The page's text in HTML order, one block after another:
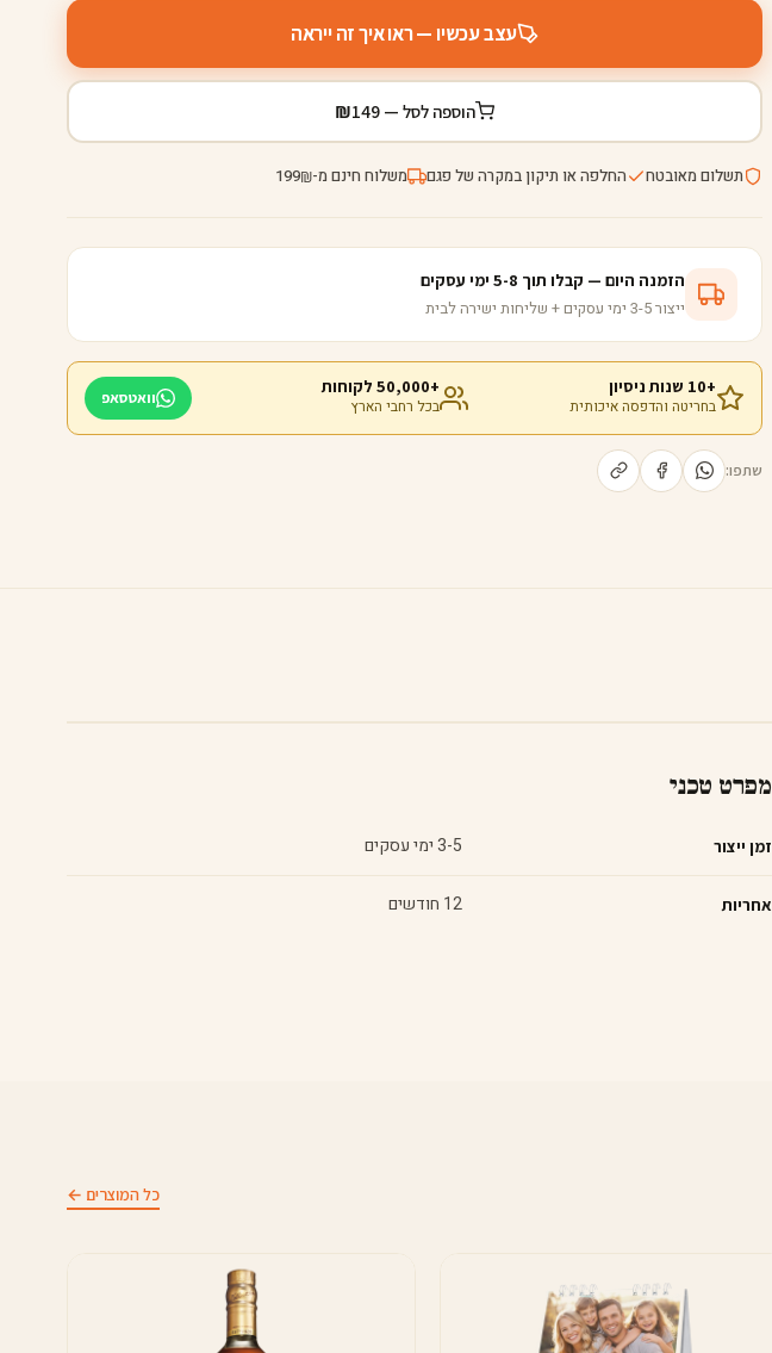
עצב עכשיו — ראו איך זה ייראה
הוספה לסל — ₪149
תשלום מאובטח החלפה או תיקון במקרה של פגם משלוח חינם מ-₪
199
הזמנה היום — קבלו תוך 5-8 ימי עסקים
ייצור 3-5 ימי עסקים + שליחות ישירה לבית
+10 שנות ניסיון
בחריטה והדפסה איכותית
+50,000 לקוחות
בכל רחבי הארץ
וואטסאפ
שתפו:
מפרט טכני
זמן ייצור 3-5 ימי עסקים
אחריות 12 חודשים
כל המוצרים ←